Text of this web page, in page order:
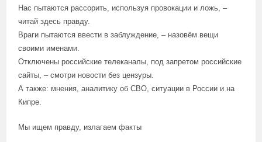
Нас пытаются рассорить, используя провокации и ложь, –
читай здесь правду.
Враги пытаются ввести в заблуждение, – назовём вещи
своими именами.
Отключены российские телеканалы, под запретом российские
сайты, – смотри новости без цензуры.
А также: мнения, аналитику об СВО, ситуации в России и на
Кипре.
Мы ищем правду, излагаем факты